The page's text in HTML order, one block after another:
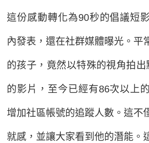
這份感動轉化為90秒的倡議短
內發表，還在社群媒體曝光。平
的孩子，竟然以特殊的視角拍出
的影片，至今已經有86次以上
增加社區帳號的追蹤人數。這不
就感，並讓大家看到他的潛能。